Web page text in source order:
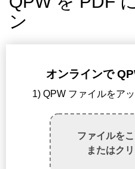
ン
オンラインで
1) QPW ファイルをア
ファイルを
またはク